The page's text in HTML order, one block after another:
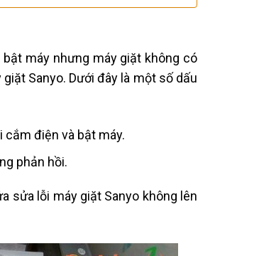
máy nhưng máy giặt không có
Sanyo. Dưới đây là một số dấu
điện và bật máy.
phản hồi.
sửa lỗi máy giặt Sanyo không lên